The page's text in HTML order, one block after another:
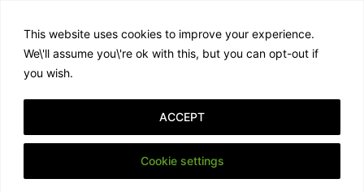
This website uses cookies to improve your experience.
We\'ll assume you\'re ok with this, but you can opt-out if
you wish.
Cookie settings
ACCEPT
sofort der hohe Anspruch der Beiden auf.
Schnell…
21. August 2020